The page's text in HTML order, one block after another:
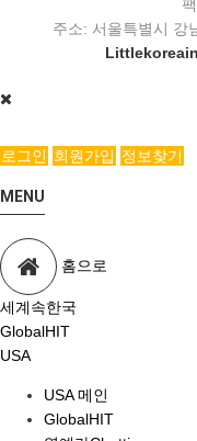
주소: 서울특별시 강
로그인 회원가입 정보찾기
MENU
홈으로
세계속한국
GlobalHIT
USA
USA 메인
GlobalHIT